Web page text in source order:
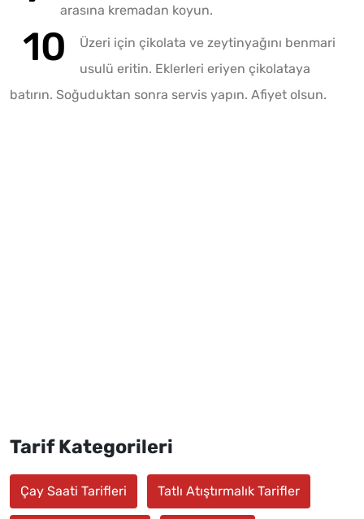
arasına kremadan koyun.
Üzeri için çikolata ve zeytinyağını benmari
usulü eritin. Eklerleri eriyen çikolataya
batırın. Soğuduktan sonra servis yapın. Afiyet olsun.
Tarif Kategorileri
Çay Saati Tarifleri Tatlı Atıştırmalık Tarifler